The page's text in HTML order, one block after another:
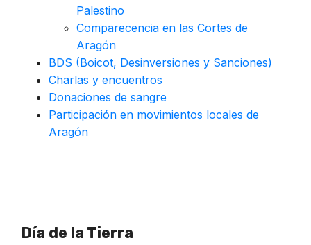
Palestino
Comparecencia en las Cortes de
Aragón
BDS (Boicot, Desinversiones y Sanciones)
Charlas y encuentros
Donaciones de sangre
Participación en movimientos locales de
Aragón
Día de la Tierra